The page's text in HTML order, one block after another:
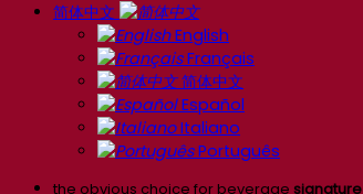
简体中文
English
Français
简体中文
Español
Italiano
Português
the obvious choice for beverage signature